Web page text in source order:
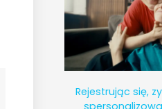
Rejestrując się,